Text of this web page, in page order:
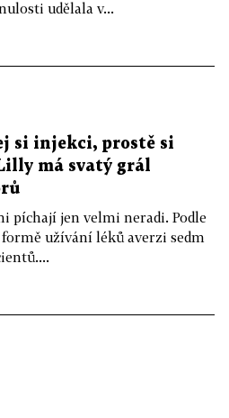
udělala v...
si injekci, prostě si
má svatý grál
píchají jen velmi neradi. Podle
užívání léků averzi sedm